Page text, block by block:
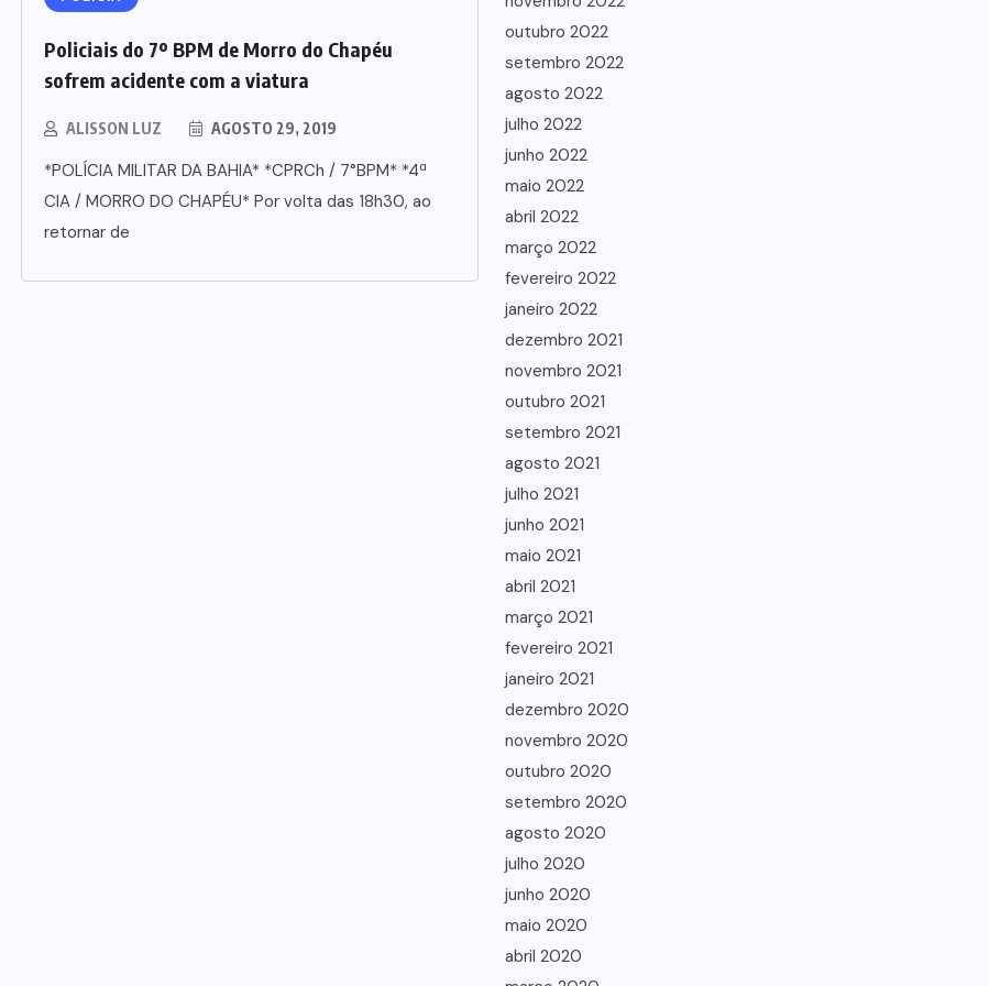
Policiais do 7º BPM de Morro do Chapéu
sofrem acidente com a viatura
ALISSON LUZ AGOSTO 29, 2019
*POLÍCIA MILITAR DA BAHIA* *CPRCh / 7°BPM* *4ª
CIA / MORRO DO CHAPÉU* Por volta das 18h30, ao
retornar de
outubro 2022
setembro 2022
agosto 2022
julho 2022
junho 2022
maio 2022
abril 2022
março 2022
fevereiro 2022
janeiro 2022
dezembro 2021
novembro 2021
outubro 2021
setembro 2021
agosto 2021
julho 2021
junho 2021
maio 2021
abril 2021
março 2021
fevereiro 2021
janeiro 2021
dezembro 2020
novembro 2020
outubro 2020
setembro 2020
agosto 2020
julho 2020
junho 2020
maio 2020
abril 2020